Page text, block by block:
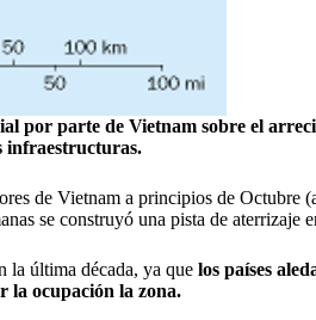
por parte de Vietnam sobre el
infraestructuras.
de Vietnam a principios de Octubre
se construyó una pista de aterrizaje
la última década, ya que los países
la ocupación la zona.